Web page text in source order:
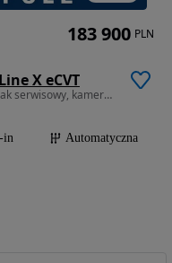
X eCVT
2488 cm3 • 243 KM • polisa za 1PLN kontrak serwisowy, kamery 360, fotele ortopedyczne
in
Automatyczna
183 900 PLN